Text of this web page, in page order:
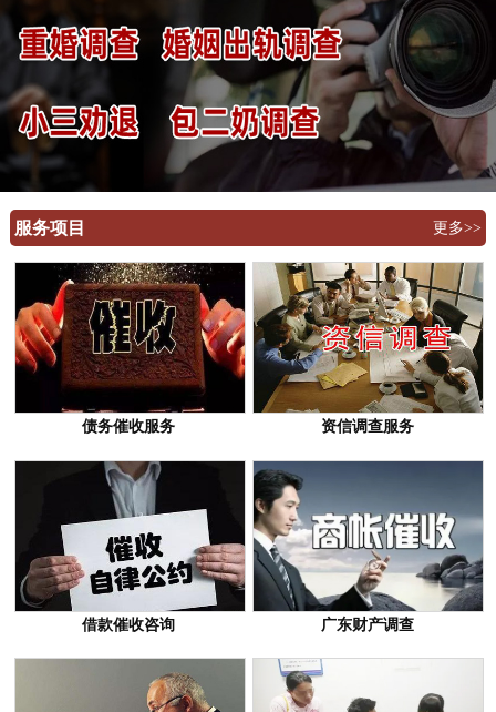
服务项目 更多>>
债务催收服务 资信调查服务
借款催收咨询 广东财产调查